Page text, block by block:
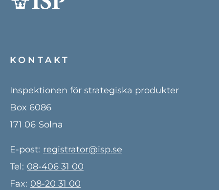
KONTAKT
Inspektionen för strategiska produkter
Box 6086
171 06 Solna
E-post: registrator@isp.se
Tel: 08-406 31 00
Fax: 08-20 31 00